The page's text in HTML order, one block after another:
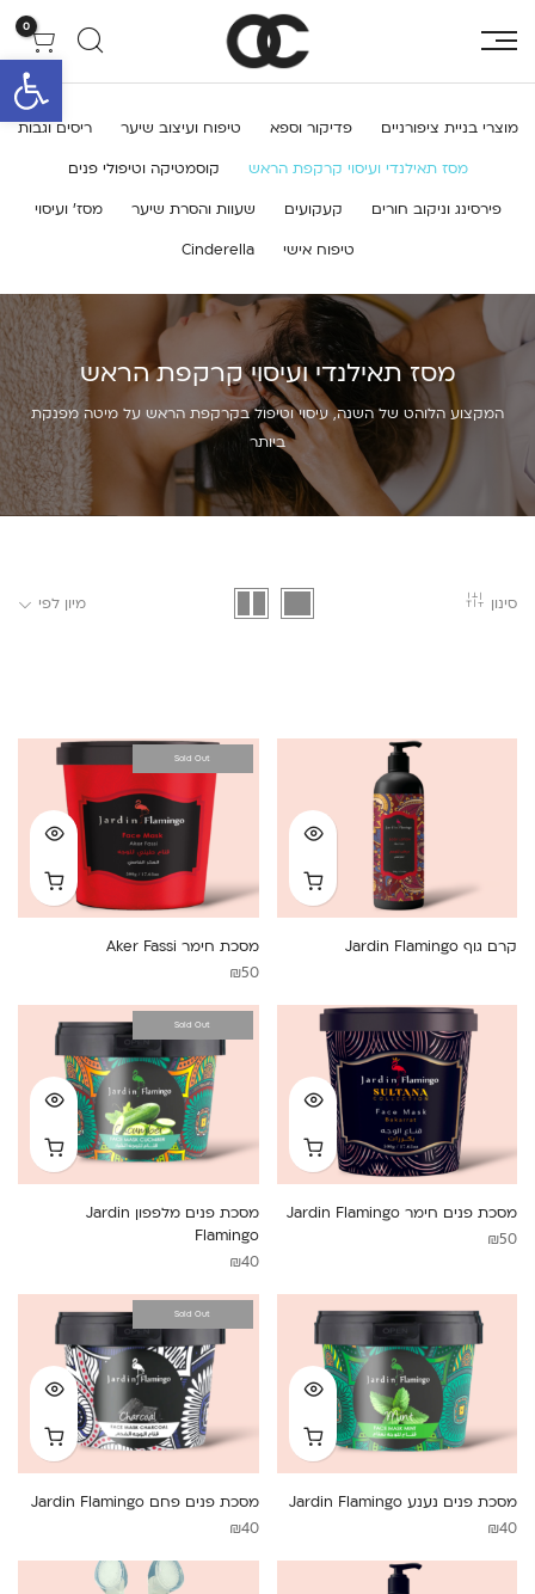
פתח
0
מוצרי בניית ציפורניים פדיקור וספא טיפוח ועיצוב שיער ריסים וגבות
מסז תאילנדי ועיסוי קרקפת הראש קוסמטיקה וטיפולי פנים
פירסינג וניקוב חורים קעקועים שעוות והסרת שיער מסז’ ועיסוי
טיפוח אישי Cinderella
מסז תאילנדי ועיסוי קרקפת הראש
המקצוע הלוהט של השנה, עיסוי וטיפול בקרקפת הראש על מיטה מפנקת
ביותר
סינון מיון לפי
קרם גוף Jardin Flamingo
Sold Out
מסכת חימר Aker Fassi
₪50
מסכת פנים חימר Jardin Flamingo
₪50
Sold Out
מסכת פנים מלפפון Jardin
Flamingo
₪40
מסכת פנים נענע Jardin Flamingo
₪40
Sold Out
מסכת פנים פחם Jardin Flamingo
₪40